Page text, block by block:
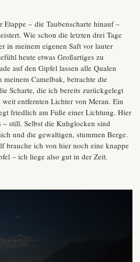
Etappe – die Taubenscharte hinauf –
Wie schon die letzten drei Tage
in meinem eigenen Saft vor lauter
heute etwas Großartiges zu
auf den Gipfel lassen alle Qualen
meinem Camelbak, betrachte die
Scharte, die ich bereits zurückgelegt
entfernten Lichter von Meran. Ein
friedlich am Fuße einer Lichtung. Hier
– still. Selbst die Kuhglocken sind
und die gewaltigen, stummen Berge.
brauche ich von hier noch eine knappe
– ich liege also gut in der Zeit.